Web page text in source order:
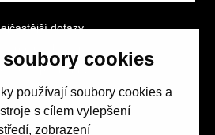
soubory cookies
používají soubory cookies a
s cílem vylepšení
zobrazení
dotazy
podmínky